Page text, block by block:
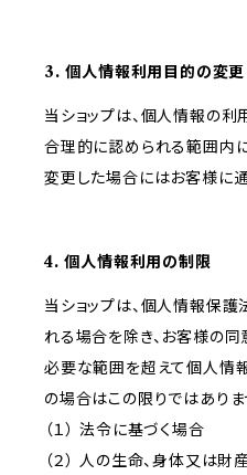
3. 個人情報利用目的の変更
当ショップは、個人情報の
合理的に認められる範囲内
変更した場合にはお客様に
4. 個人情報利用の制限
当ショップは、個人情報保
れる場合を除き、お客様の
必要な範囲を超えて個人情
の場合はこの限りではありま
（１） 法令に基づく場合
（２） 人の生命、身体又は